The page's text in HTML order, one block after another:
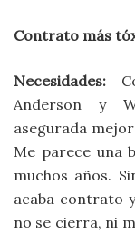
Contrato más
Necesidades:
Anderson y
asegurada
Me parece una
muchos años.
acaba contrato
no se cierra, ni